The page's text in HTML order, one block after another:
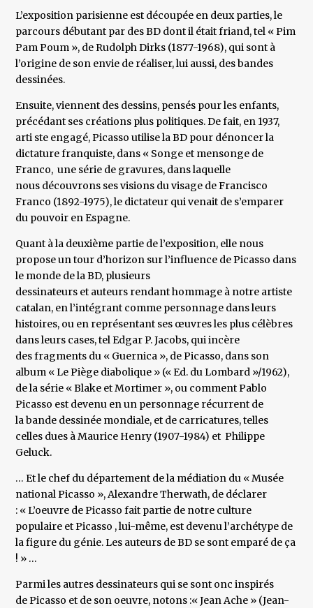
L’exposition parisienne est découpée en deux parties, le
parcours débutant par des BD dont il était friand, tel « Pim
Pam Poum », de Rudolph Dirks (1877-1968), qui sont à
l’origine de son envie de réaliser, lui aussi, des bandes
dessinées.
Ensuite, viennent des dessins, pensés pour les enfants,
précédant ses créations plus politiques. De fait, en 1937,
arti ste engagé, Picasso utilise la BD pour dénoncer la
dictature franquiste, dans « Songe et mensonge de
Franco, une série de gravures, dans laquelle
nous découvrons ses visions du visage de Francisco
Franco (1892-1975), le dictateur qui venait de s’emparer
du pouvoir en Espagne.
Quant à la deuxième partie de l’exposition, elle nous
propose un tour d’horizon sur l’influence de Picasso dans
le monde de la BD, plusieurs
dessinateurs et auteurs rendant hommage à notre artiste
catalan, en l’intégrant comme personnage dans leurs
histoires, ou en représentant ses œuvres les plus célèbres
dans leurs cases, tel Edgar P. Jacobs, qui incère
des fragments du « Guernica », de Picasso, dans son
album « Le Piège diabolique » (« Ed. du Lombard »/1962),
de la série « Blake et Mortimer », ou comment Pablo
Picasso est devenu en un personnage récurrent de
la bande dessinée mondiale, et de carricatures, telles
celles dues à Maurice Henry (1907-1984) et Philippe
Geluck.
… Et le chef du département de la médiation du « Musée
national Picasso », Alexandre Therwath, de déclarer
: « L’oeuvre de Picasso fait partie de notre culture
populaire et Picasso , lui-même, est devenu l’archétype de
la figure du génie. Les auteurs de BD se sont emparé de ça
! » …
Parmi les autres dessinateurs qui se sont onc inspirés
de Picasso et de son oeuvre, notons :« Jean Ache » (Jean-